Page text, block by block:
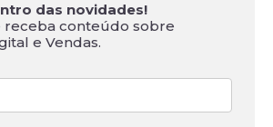
das novidades!
receba conteúdo sobre
e Vendas.